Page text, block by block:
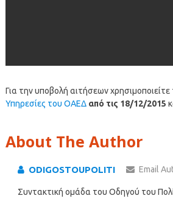
Για την υποβολή αιτήσεων χρησιμοποιείτε
Υπηρεσίες του ΟΑΕΔ από τις 18/12/2015
About The Author
ODIGOSTOUPOLITI Email
Συντακτική ομάδα του Οδηγού του